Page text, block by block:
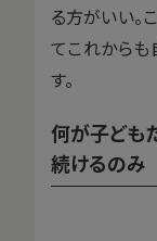
る方がいい。
てこれから
す。
何が子ども
続けるのみ